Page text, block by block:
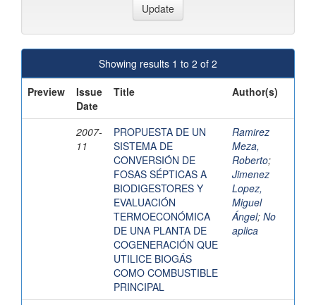
Showing results 1 to 2 of 2
Preview
Issue
Date
Title Author(s)
2007-
11
PROPUESTA DE UN
SISTEMA DE
CONVERSIÓN DE
FOSAS SÉPTICAS A
BIODIGESTORES Y
EVALUACIÓN
TERMOECONÓMICA
DE UNA PLANTA DE
COGENERACIÓN QUE
UTILICE BIOGÁS
COMO COMBUSTIBLE
PRINCIPAL
Ramirez
Meza,
Roberto;
Jimenez
Lopez,
Miguel
Ángel; No
aplica